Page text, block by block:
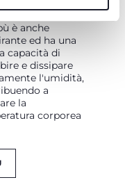
è anche
ed ha una
capacità di
e dissipare
l'umidità,
a
la
corporea